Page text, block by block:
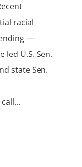
racial
—
led U.S. Sen.
state Sen.